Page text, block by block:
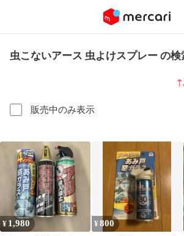
虫こないアース 虫よけスプレー の検
販売中のみ表示
¥ 1,980 ¥800